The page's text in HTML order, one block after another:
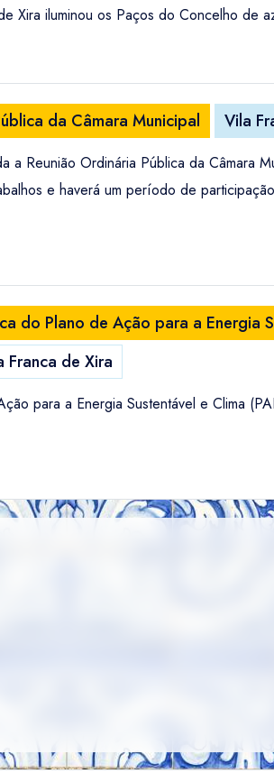
Xira iluminou os Paços do Concelho de
da Câmara Municipal Vila
a Reunião Ordinária Pública da Câmara
e haverá um período de
do Plano de Ação para a Energia
Franca de Xira
para a Energia Sustentável e Clima